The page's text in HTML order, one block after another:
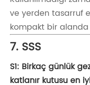
ve yerden tasarruf
kompakt bir alanda
7. SSS
S1: Birkaç günlük
katlanır kutusu en